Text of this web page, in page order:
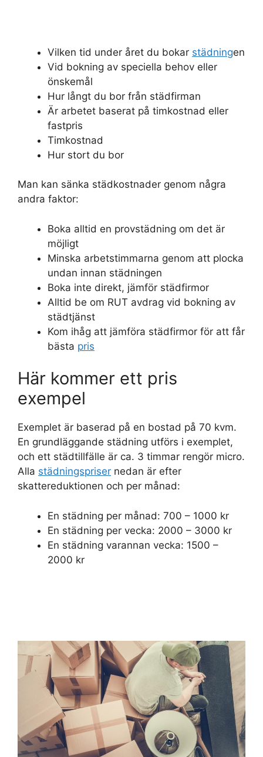
Vilken tid under året du bokar städningen
Vid bokning av speciella behov eller
önskemål
Hur långt du bor från städfirman
Är arbetet baserat på timkostnad eller
fastpris
Timkostnad
Hur stort du bor
Man kan sänka städkostnader genom några
andra faktor:
Boka alltid en provstädning om det är
möjligt
Minska arbetstimmarna genom att plocka
undan innan städningen
Boka inte direkt, jämför städfirmor
Alltid be om RUT avdrag vid bokning av
städtjänst
Kom ihåg att jämföra städfirmor för att får
bästa pris
Här kommer ett pris
exempel
Exemplet är baserad på en bostad på 70 kvm.
En grundläggande städning utförs i exemplet,
och ett städtillfälle är ca. 3 timmar rengör micro.
Alla städningspriser nedan är efter
skattereduktionen och per månad:
En städning per månad: 700 – 1000 kr
En städning per vecka: 2000 – 3000 kr
En städning varannan vecka: 1500 –
2000 kr